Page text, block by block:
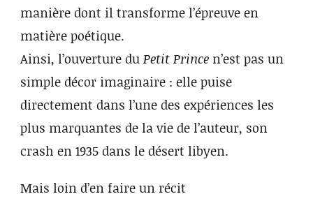
manière dont il transforme l’épreuve en
matière poétique.
Ainsi, l’ouverture duPetit Prince n’est pas un
simple décor imaginaire : elle puise
directement dans l’une des expériences les
plus marquantes de la vie de l’auteur, son
crash en 1935 dans le désert libyen.
Mais loin d’en faire un récit